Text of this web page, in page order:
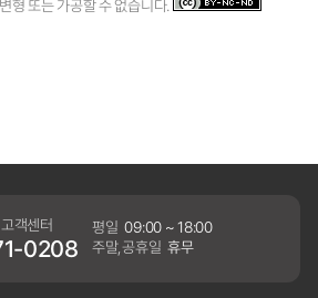
형 또는 가공할 수 없습니다.
객센터
0208
평일 09:00 ~ 18:00
주말,공휴일 휴무